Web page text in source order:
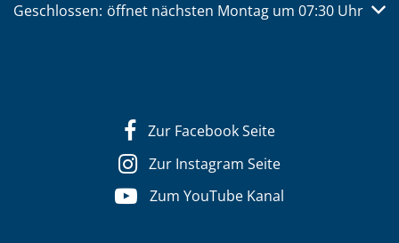
Klicken, um weitere Öffnungs- oder Schließzeiten
Geschlossen: öffnet nächsten Montag um 07:30 Uhr
Zur Facebook Seite
Zur Instagram Seite
Zum YouTube Kanal